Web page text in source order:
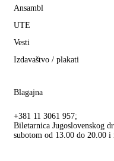
Ansambl
UTE
Vesti
Izdavaštvo / plakati
Blagajna
+381 11 3061 957;
Biletarnica Jugoslovenskog
subotom od 13.00 do 20.00